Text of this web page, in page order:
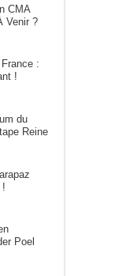
CMA
Venir ?
:
!
du
Reine
!
Poel